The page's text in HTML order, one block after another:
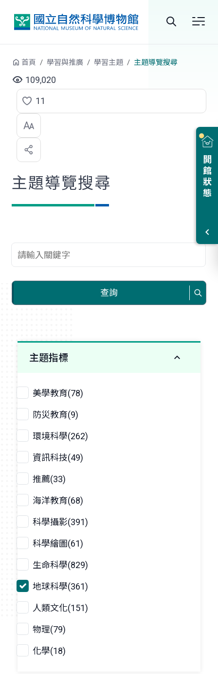
站
尋
開館狀態
首頁 學習與推廣 學習主題 主題導覽搜尋
109,020
點
選
喜
歡
11
主題導覽搜尋
查詢關鍵字
查詢
主題指標
美學教育(78)
防災教育(9)
環境科學(262)
資訊科技(49)
推薦(33)
海洋教育(68)
科學攝影(391)
科學繪圖(61)
生命科學(829)
地球科學(361)
人類文化(151)
物理(79)
化學(18)